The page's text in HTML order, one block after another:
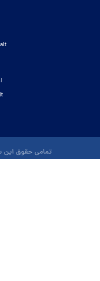
تمامی حقوق این